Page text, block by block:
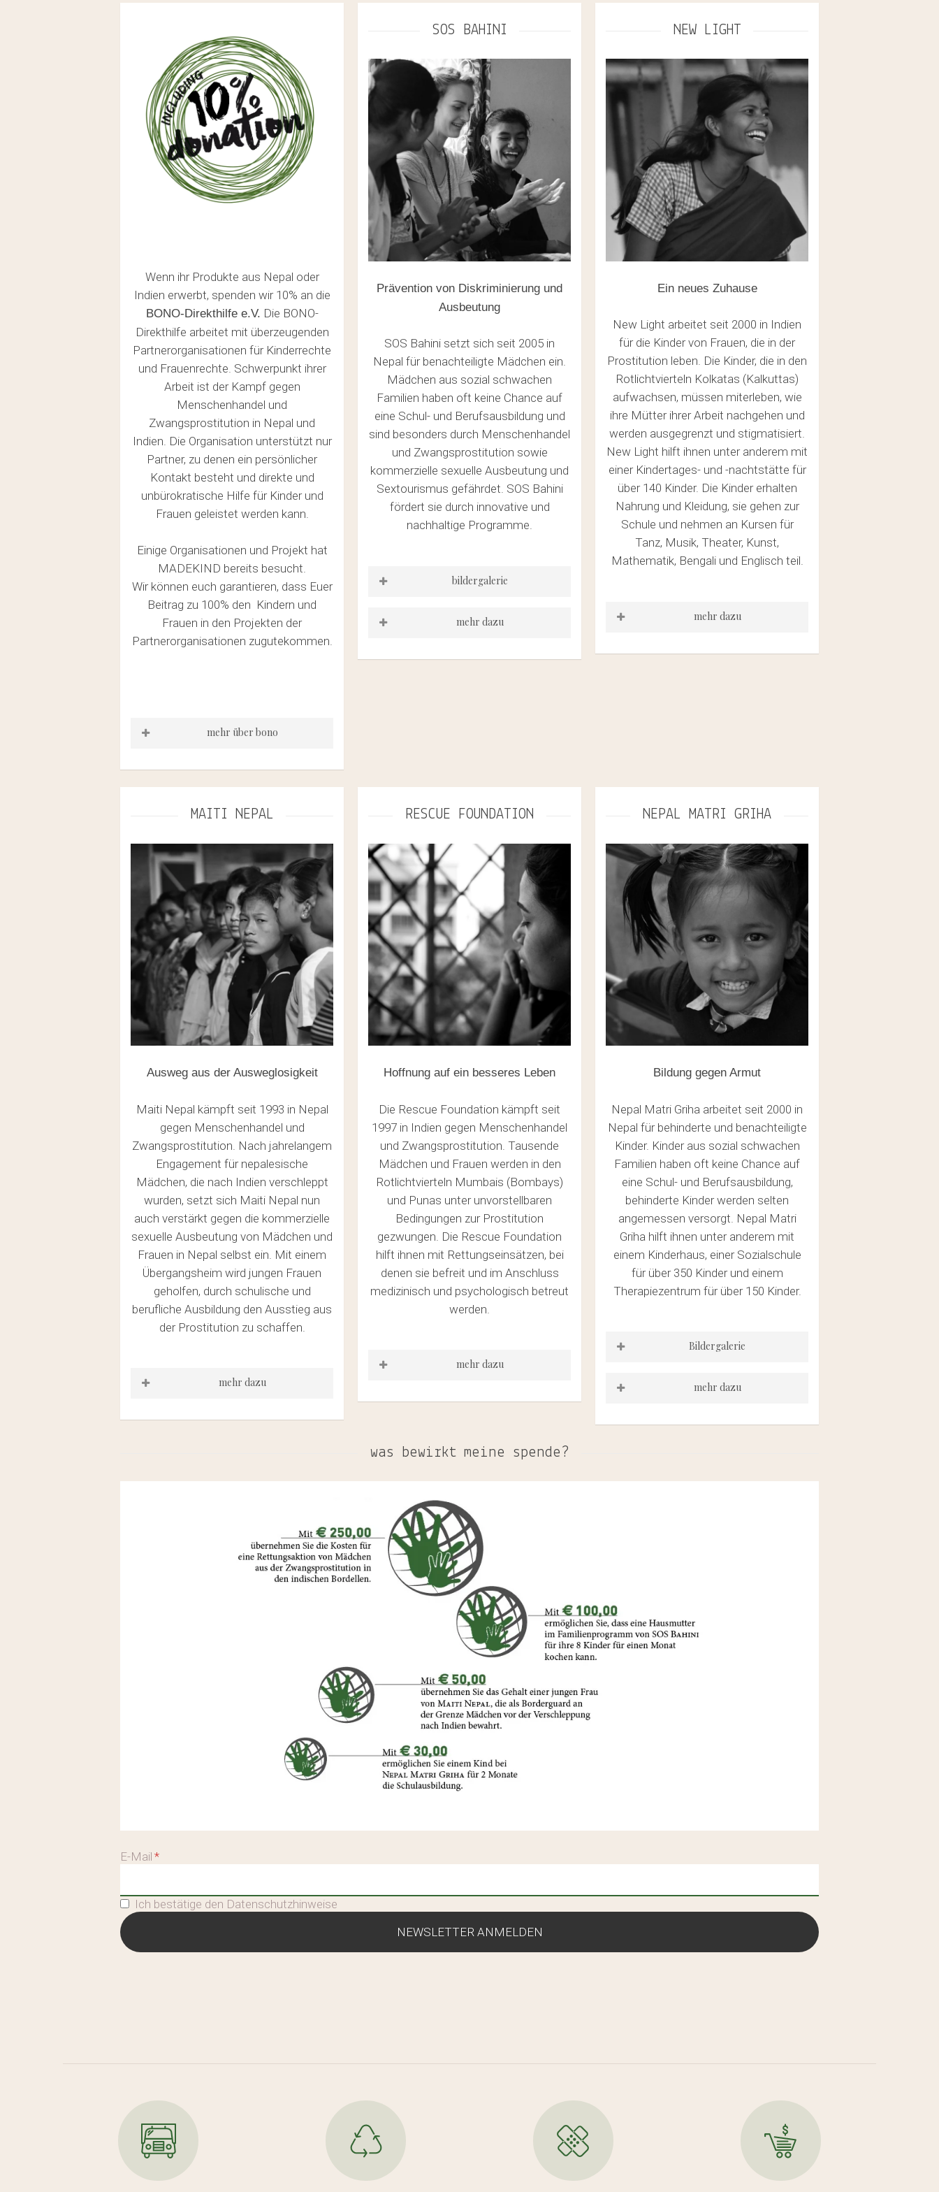
Es befinden sich keine Produkte im Warenkorb.
GO TO SHOP
Wenn ihr Produkte aus Nepal oder
Indien erwerbt, spenden wir 10% an die
BONO-Direkthilfe e.V. Die BONO-
Direkthilfe arbeitet mit überzeugenden
Partnerorganisationen für Kinderrechte
und Frauenrechte. Schwerpunkt ihrer
Arbeit ist der Kampf gegen
Menschenhandel und
Zwangsprostitution in Nepal und
Indien. Die Organisation unterstützt nur
Partner, zu denen ein persönlicher
Kontakt besteht und direkte und
unbürokratische Hilfe für Kinder und
Frauen geleistet werden kann.
Einige Organisationen und Projekt hat
MADEKIND bereits besucht.
Wir können euch garantieren, dass Euer
Beitrag zu 100% den Kindern und
Frauen in den Projekten der
Partnerorganisationen zugutekommen.
mehr über bono
SOS BAHINI
Prävention von Diskriminierung und
Ausbeutung
SOS Bahini setzt sich seit 2005 in
Nepal für benachteiligte Mädchen ein.
Mädchen aus sozial schwachen
Familien haben oft keine Chance auf
eine Schul- und Berufsausbildung und
sind besonders durch Menschenhandel
und Zwangsprostitution sowie
kommerzielle sexuelle Ausbeutung und
Sextourismus gefährdet. SOS Bahini
fördert sie durch innovative und
nachhaltige Programme.
bildergalerie
mehr dazu
NEW LIGHT
Ein neues Zuhause
New Light arbeitet seit 2000 in Indien
für die Kinder von Frauen, die in der
Prostitution leben. Die Kinder, die in den
Rotlichtvierteln Kolkatas (Kalkuttas)
aufwachsen, müssen miterleben, wie
ihre Mütter ihrer Arbeit nachgehen und
werden ausgegrenzt und stigmatisiert.
New Light hilft ihnen unter anderem mit
einer Kindertages- und -nachtstätte für
über 140 Kinder. Die Kinder erhalten
Nahrung und Kleidung, sie gehen zur
Schule und nehmen an Kursen für
Tanz, Musik, Theater, Kunst,
Mathematik, Bengali und Englisch teil.
mehr dazu
MAITI NEPAL
Ausweg aus der Ausweglosigkeit
Maiti Nepal kämpft seit 1993 in Nepal
gegen Menschenhandel und
Zwangsprostitution. Nach jahrelangem
Engagement für nepalesische
Mädchen, die nach Indien verschleppt
wurden, setzt sich Maiti Nepal nun
auch verstärkt gegen die kommerzielle
sexuelle Ausbeutung von Mädchen und
Frauen in Nepal selbst ein. Mit einem
Übergangsheim wird jungen Frauen
geholfen, durch schulische und
berufliche Ausbildung den Ausstieg aus
der Prostitution zu schaffen.
mehr dazu
RESCUE FOUNDATION
Hoffnung auf ein besseres Leben
Die Rescue Foundation kämpft seit
1997 in Indien gegen Menschenhandel
und Zwangsprostitution. Tausende
Mädchen und Frauen werden in den
Rotlichtvierteln Mumbais (Bombays)
und Punas unter unvorstellbaren
Bedingungen zur Prostitution
gezwungen. Die Rescue Foundation
hilft ihnen mit Rettungseinsätzen, bei
denen sie befreit und im Anschluss
medizinisch und psychologisch betreut
werden.
mehr dazu
NEPAL MATRI GRIHA
Bildung gegen Armut
Nepal Matri Griha arbeitet seit 2000 in
Nepal für behinderte und benachteiligte
Kinder. Kinder aus sozial schwachen
Familien haben oft keine Chance auf
eine Schul- und Berufsausbildung,
behinderte Kinder werden selten
angemessen versorgt. Nepal Matri
Griha hilft ihnen unter anderem mit
einem Kinderhaus, einer Sozialschule
für über 350 Kinder und einem
Therapiezentrum für über 150 Kinder.
Bildergalerie
mehr dazu
was bewirkt meine spende?
E-Mail
Ich bestätige den Datenschutzhinweise